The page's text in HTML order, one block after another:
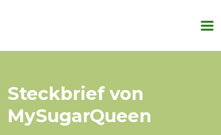
Steckbrief von
MySugarQueen